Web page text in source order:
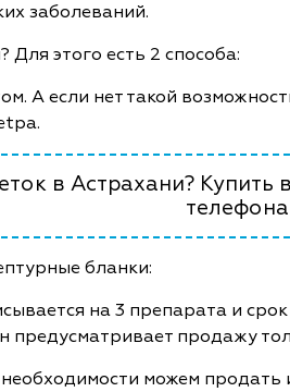
заболеваний.
этого есть 2 способа:
А если нет такой
в Астрахани?
бланки:
на 3 препарата и
продажу
можем продать